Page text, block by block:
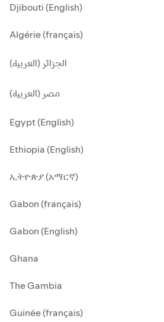
Djibouti (English)
Algérie (français)
الجزائر (العربية)
مصر (العربية)
Egypt (English)
Ethiopia (English)
ኢትዮጵያ (አማርኛ)
Gabon (français)
Gabon (English)
Ghana
The Gambia
Guinée (français)